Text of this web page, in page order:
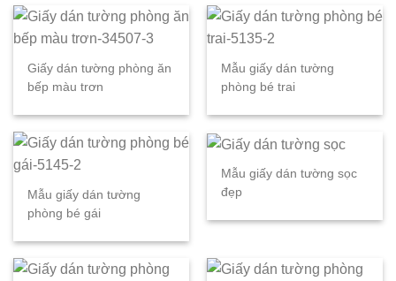
Giấy dán tường phòng ăn
bếp màu trơn
Mẫu giấy dán tường
phòng bé trai
Mẫu giấy dán tường
phòng bé gái
Mẫu giấy dán tường sọc
đẹp